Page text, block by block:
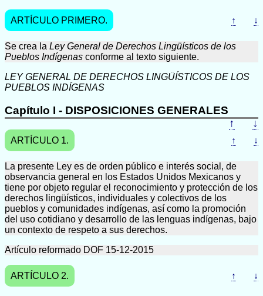
ARTÍCULO PRIMERO. ↑ ↓
Se crea la Ley General de Derechos Lingüísticos de los
Pueblos Indígenas conforme al texto siguiente.
LEY GENERAL DE DERECHOS LINGÜÍSTICOS DE LOS
PUEBLOS INDÍGENAS
Capítulo I - DISPOSICIONES GENERALES
↑
↓
ARTÍCULO 1. ↑ ↓
La presente Ley es de orden público e interés social, de
observancia general en los Estados Unidos Mexicanos y
tiene por objeto regular el reconocimiento y protección de los
derechos lingüísticos, individuales y colectivos de los
pueblos y comunidades indígenas, así como la promoción
del uso cotidiano y desarrollo de las lenguas indígenas, bajo
un contexto de respeto a sus derechos.
Artículo reformado DOF 15-12-2015
ARTÍCULO 2. ↑ ↓